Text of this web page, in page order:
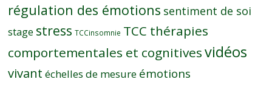
régulation des émotions sentiment de soi
stage stress TCCinsomnie TCC thérapies
comportementales et cognitivesvidéos
vivant échelles de mesure émotions